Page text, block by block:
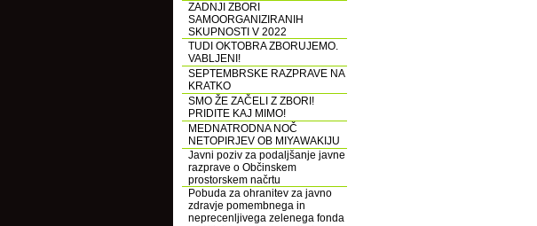
ZADNJI ZBORI
SAMOORGANIZIRANIH
SKUPNOSTI V 2022
TUDI OKTOBRA ZBORUJEMO.
VABLJENI!
SEPTEMBRSKE RAZPRAVE NA
KRATKO
SMO ŽE ZAČELI Z ZBORI!
PRIDITE KAJ MIMO!
MEDNATRODNA NOČ
NETOPIRJEV OB MIYAWAKIJU
Javni poziv za podaljšanje javne
razprave o Občinskem
prostorskem načrtu
Pobuda za ohranitev za javno
zdravje pomembnega in
neprecenljivega zelenega fonda